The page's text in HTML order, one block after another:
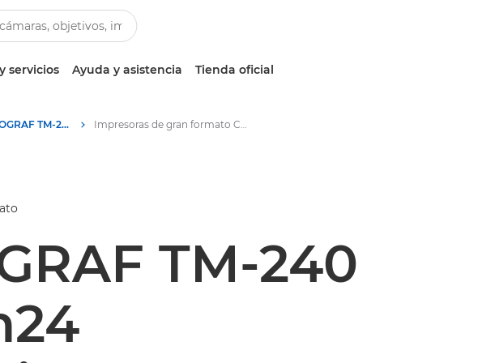
servicios Ayuda y asistencia Tienda oficial
Canon imagePROGRAF TM-240 MFP Lm24 Impresoras de gran formato Canon imagePROGRAF TM-240 MFP Lm24: especificaciones
TM-240